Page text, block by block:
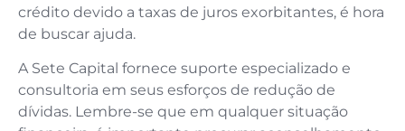
crédito devido a taxas de juros exorbitantes, é hora
de buscar ajuda.
A Sete Capital fornece suporte especializado e
consultoria em seus esforços de redução de
dívidas. Lembre-se que em qualquer situação